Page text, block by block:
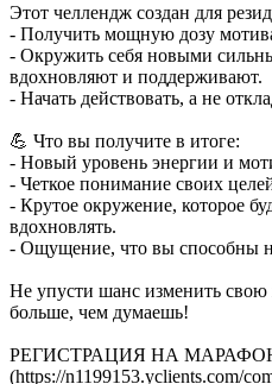
Этот челлендж создан для
- Получить мощную дозу
- Окружить себя новыми
вдохновляют и поддерживают.
- Начать действовать, а не
💪 Что вы получите в итоге:
- Новый уровень энергии и
- Четкое понимание своих
- Крутое окружение, которое
вдохновлять.
- Ощущение, что вы способны
Не упусти шанс изменить
больше, чем думаешь!
РЕГИСТРАЦИЯ НА
(https://n1199153.yclients.com/